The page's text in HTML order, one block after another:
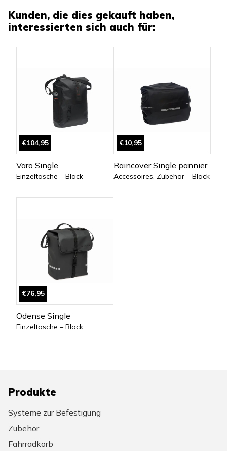
Kunden, die dies gekauft haben,
interessierten sich auch für:
€104,95
Varo Single
Einzeltasche – Black
€10,95
Raincover Single pannier
Accessoires, Zubehör – Black
€76,95
Odense Single
Einzeltasche – Black
Produkte
Systeme zur Befestigung
Zubehör
Fahrradkorb